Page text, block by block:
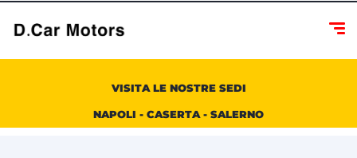
VISITA LE NOSTRE SEDI
NAPOLI - CASERTA - SALERNO